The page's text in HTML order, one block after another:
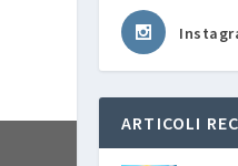
ARTICOLI